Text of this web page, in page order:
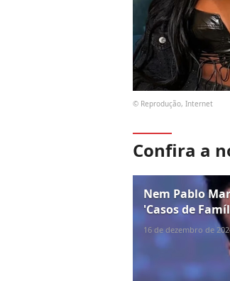
© Reprodução, Internet
Confira a
Nem Pablo
'Casos de
16 de dezembro de